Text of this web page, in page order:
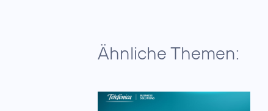
Ähnliche Themen: